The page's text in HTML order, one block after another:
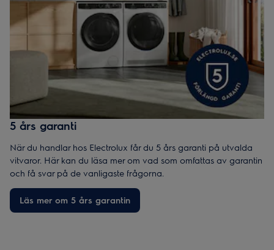
5 års garanti
När du handlar hos Electrolux får du 5 års garanti på utvalda
vitvaror. Här kan du läsa mer om vad som omfattas av garantin
och få svar på de vanligaste frågorna.
Läs mer om 5 års garantin